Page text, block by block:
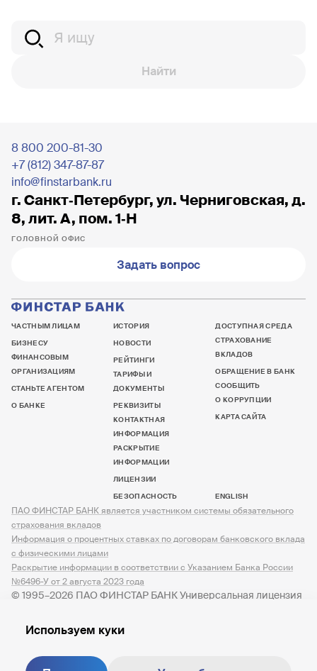
Найти
8 800 200-81-30
+7 (812) 347-87-87
info@finstarbank.ru
г. Санкт‐Петербург, ул. Черниговская, д.
8, лит. А, пом. 1‐Н
ГОЛОВНОЙ ОФИС
Задать вопрос
ЧАСТНЫМ ЛИЦАМ
БИЗНЕСУ
ФИНАНСОВЫМ
ОРГАНИЗАЦИЯМ
СТАНЬТЕ АГЕНТОМ
О БАНКЕ
ИСТОРИЯ
НОВОСТИ
РЕЙТИНГИ
ТАРИФЫ И
ДОКУМЕНТЫ
РЕКВИЗИТЫ
КОНТАКТНАЯ
ИНФОРМАЦИЯ
РАСКРЫТИЕ
ИНФОРМАЦИИ
ЛИЦЕНЗИИ
БЕЗОПАСНОСТЬ
ДОСТУПНАЯ СРЕДА
СТРАХОВАНИЕ
ВКЛАДОВ
ОБРАЩЕНИЕ В БАНК
СООБЩИТЬ
О КОРРУПЦИИ
КАРТА САЙТА
ENGLISH
© 1995–2026 ПАО ФИНСТАР БАНК Универсальная лицензия
ПАО ФИНСТАР БАНК является участником системы обязательного
страхования вкладов
Информация о процентных ставках по договорам банковского вклада
с физическими лицами
Раскрытие информации в соответствии с Указанием Банка России
№6496-У от 2 августа 2023 года
Используем куки